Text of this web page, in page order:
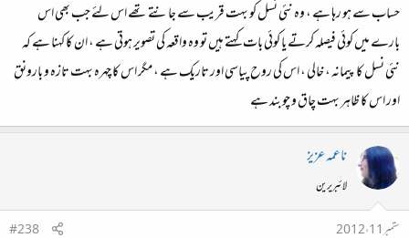
حساب سے ہو رہا ہے ، وہ نئی نسل کو بہت قریب سے جانتے تھے اس لئے جب بھی اس
بارے میں کوئی فیصلہ کرتے یا کوئی بات کہتے ہیں تو وہ واقعہ کی تصویر ہوتی ہے ، ان کا کہنا ہے کہ
نئی نسل کا پیمانہ ، خالی ، اس کی روح پیاسی اور تاریک ہے ، مگر اس کا چہرہ بہت تازہ و بارونق
اور اس کا ظاہر بہت چاق و چوبند ہے
ناعمہ عزیز
لائبریرین
ستمبر 11، 2012
#238